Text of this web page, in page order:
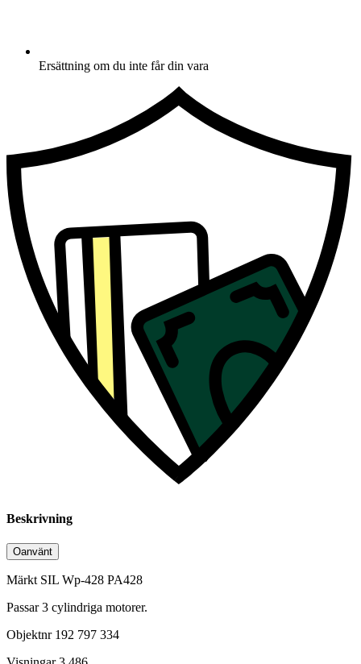
Ersättning om du inte får din vara
Beskrivning
Oanvänt
Märkt SIL Wp-428 PA428
Passar 3 cylindriga motorer.
Objektnr 192 797 334